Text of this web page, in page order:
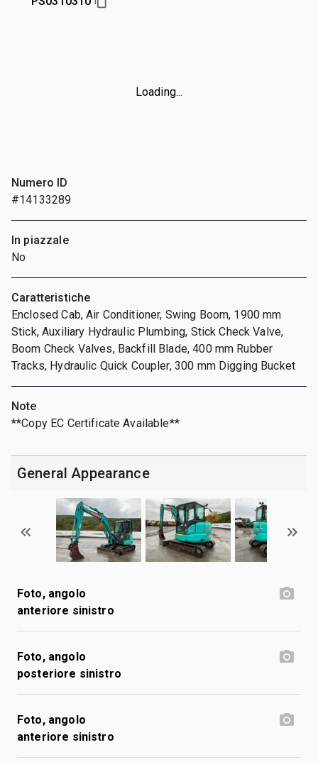
Loading...
Numero ID
#14133289
In piazzale
No
Caratteristiche
Enclosed Cab, Air Conditioner, Swing Boom, 1900 mm
Stick, Auxiliary Hydraulic Plumbing, Stick Check Valve,
Boom Check Valves, Backfill Blade, 400 mm Rubber
Tracks, Hydraulic Quick Coupler, 300 mm Digging Bucket
Note
**Copy EC Certificate Available**
General Appearance
Foto, angolo
anteriore sinistro
Foto, angolo
posteriore sinistro
Foto, angolo
anteriore sinistro